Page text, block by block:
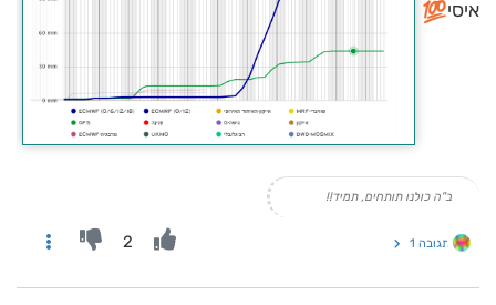
איסי
ב"ה כולנו תותחים, תמיד!!
תגובה 1 2